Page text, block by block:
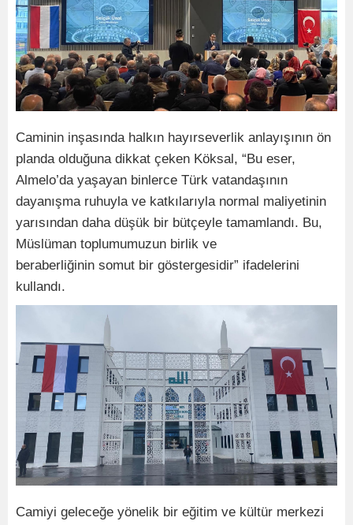
Caminin inşasında halkın hayırseverlik anlayışının ön
planda olduğuna dikkat çeken Köksal, “Bu eser,
Almelo’da yaşayan binlerce Türk vatandaşının
dayanışma ruhuyla ve katkılarıyla normal maliyetinin
yarısından daha düşük bir bütçeyle tamamlandı. Bu,
Müslüman toplumumuzun birlik ve
beraberliğinin somut bir göstergesidir” ifadelerini
kullandı.
Camiyi geleceğe yönelik bir eğitim ve kültür merkezi